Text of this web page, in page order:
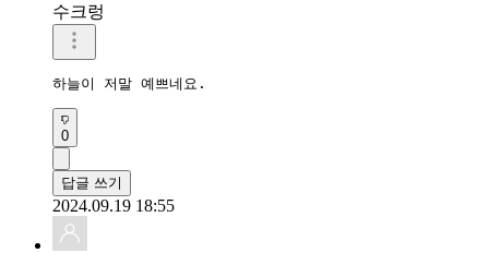
수크렁
하늘이 저말 예쁘네요.
0
답글 쓰기
2024.09.19 18:55